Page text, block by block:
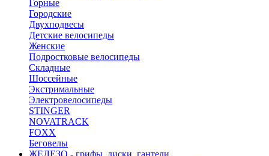
Горные
Городские
Двухподвесы
Детские велосипеды
Женские
Подростковые велосипеды
Складные
Шоссейные
Экстримальные
Электровелосипеды
STINGER
NOVATRACK
FOXX
Беговелы
ЖЕЛЕЗО - грифы, диски, гантели